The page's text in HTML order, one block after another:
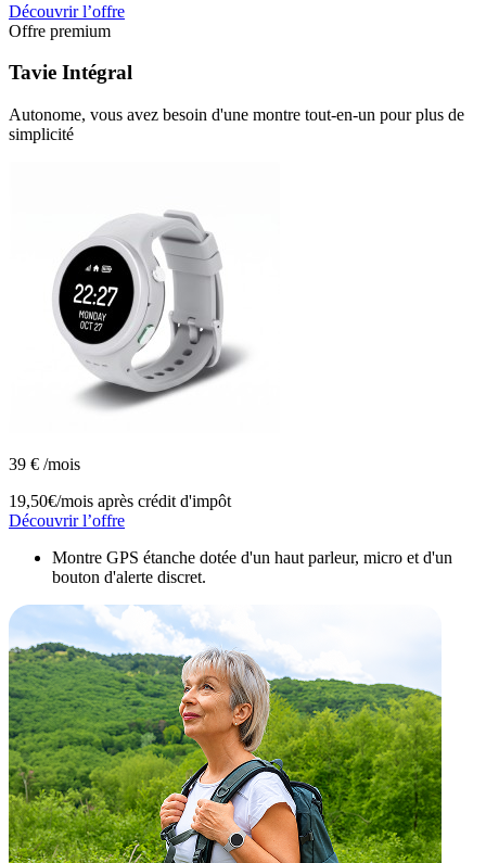
Découvrir l’offre
Offre premium
Tavie Intégral
Autonome, vous avez besoin d'une montre tout-en-un pour plus de
simplicité
39 € /mois
19,50€/mois après crédit d'impôt
Découvrir l’offre
Montre GPS étanche dotée d'un haut parleur, micro et d'un
bouton d'alerte discret.